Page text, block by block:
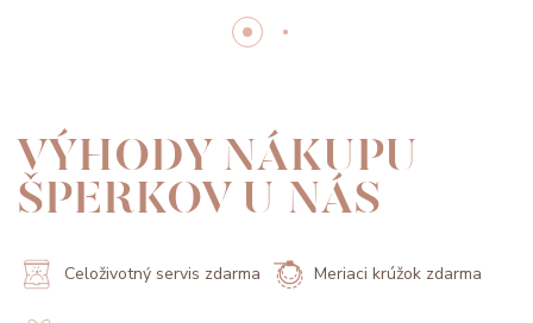
VÝHODY NÁKUPU
ŠPERKOV U NÁS
Celoživotný servis zdarma Meriaci krúžok zdarma